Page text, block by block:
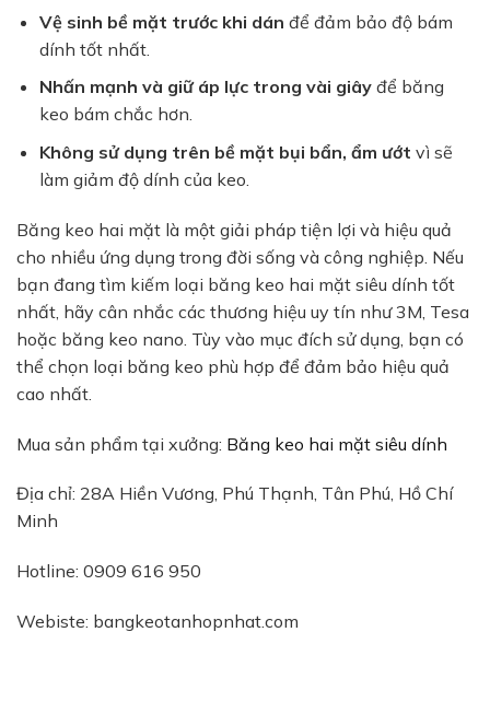
Vệ sinh bề mặt trước khi dán để đảm bảo độ bám
dính tốt nhất.
Nhấn mạnh và giữ áp lực trong vài giâyđể băng
keo bám chắc hơn.
Không sử dụng trên bề mặt bụi bẩn, ẩm ướt vì sẽ
làm giảm độ dính của keo.
Băng keo hai mặt là một giải pháp tiện lợi và hiệu quả
cho nhiều ứng dụng trong đời sống và công nghiệp. Nếu
bạn đang tìm kiếm loại băng keo hai mặt siêu dính tốt
nhất, hãy cân nhắc các thương hiệu uy tín như 3M, Tesa
hoặc băng keo nano. Tùy vào mục đích sử dụng, bạn có
thể chọn loại băng keo phù hợp để đảm bảo hiệu quả
cao nhất.
Mua sản phẩm tại xưởng: Băng keo hai mặt siêu dính
Địa chỉ: 28A Hiền Vương, Phú Thạnh, Tân Phú, Hồ Chí
Minh
Hotline: 0909 616 950
Webiste: bangkeotanhopnhat.com